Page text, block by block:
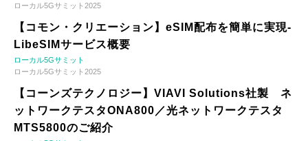
ローカル5Gサミット2025
【コモン・クリエーション】eSIM配布を簡単に実現-
LibeSIMサービス概要
ローカル5Gサミット
ローカル5Gサミット2025
【コーンズテクノロジー】VIAVI Solutions社製 ネ
ットワークテスタONA800／光ネットワークテスタ
MTS5800のご紹介